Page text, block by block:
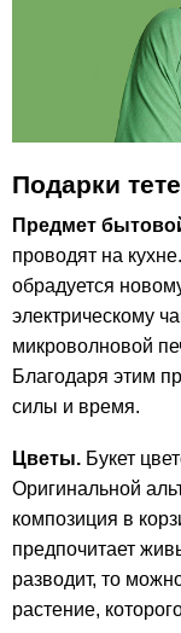
Подарки
Предмет
проводят на
обрадуется
электрическому
микроволновой
Благодаря этим
силы и время.
Цветы. Букет
Оригинальной
композиция в
предпочитает
разводит, то
растение,